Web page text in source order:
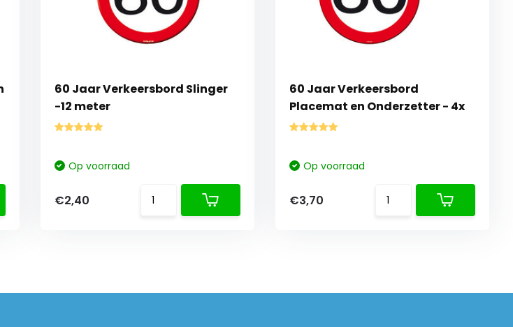
60 Jaar Verkeersbord Slinger
-12 meter
Op voorraad
€2,40
60 Jaar Verkeersbord
Placemat en Onderzetter - 4x
Op voorraad
€3,70